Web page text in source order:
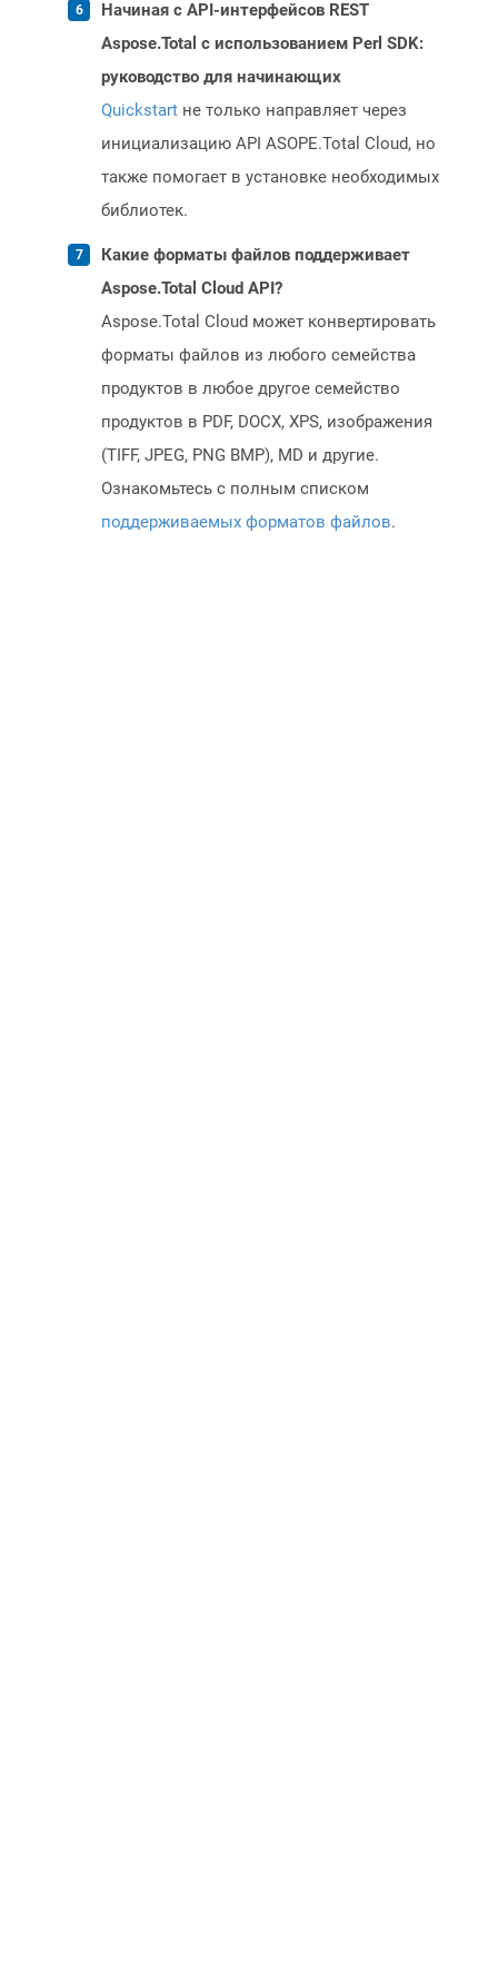
Начиная с API-интерфейсов REST
Aspose.Total с использованием Perl SDK:
руководство для начинающих
Quickstart не только направляет через
инициализацию API ASOPE.Total Cloud, но
также помогает в установке необходимых
библиотек.
Какие форматы файлов поддерживает
Aspose.Total Cloud API?
Aspose.Total Cloud может конвертировать
форматы файлов из любого семейства
продуктов в любое другое семейство
продуктов в PDF, DOCX, XPS, изображения
(TIFF, JPEG, PNG BMP), MD и другие.
Ознакомьтесь с полным списком
поддерживаемых форматов файлов.